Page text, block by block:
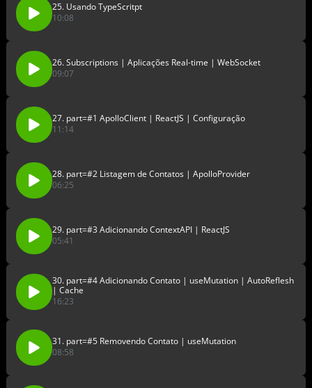
25. Usando TypeScritpt
10:08
26. Subscriptions | Aplicações Real-time | WebSocket
09:07
27. part=#1 ApolloClient | ReactJS | Configuração
11:14
28. part=#2 Listagem de Contatos | ApolloProvider
06:25
29. part=#3 Adicionando ContextAPI | ReactJS
05:41
30. part=#4 Adicionando Contato | useMutation | AutoReflesh
| Cache
16:23
31. part=#5 Removendo Contato | useMutation
08:58